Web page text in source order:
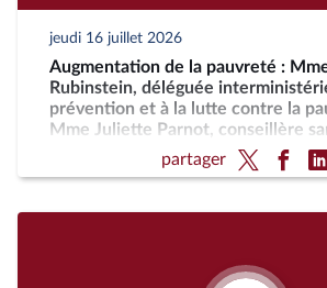
jeudi 16 juillet 2026
Augmentation de la pauvreté :
Rubinstein, déléguée
prévention et à la lutte contre la
Mme Juliette Parnot, conseillère
et conditions des femmes
partager